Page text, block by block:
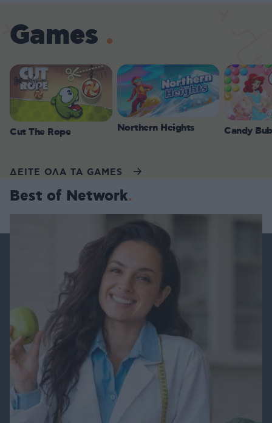
Games
Cut The Rope Northern Heights Candy
ΔΕΙΤΕ ΟΛΑ ΤΑ GAMES
Best of Network